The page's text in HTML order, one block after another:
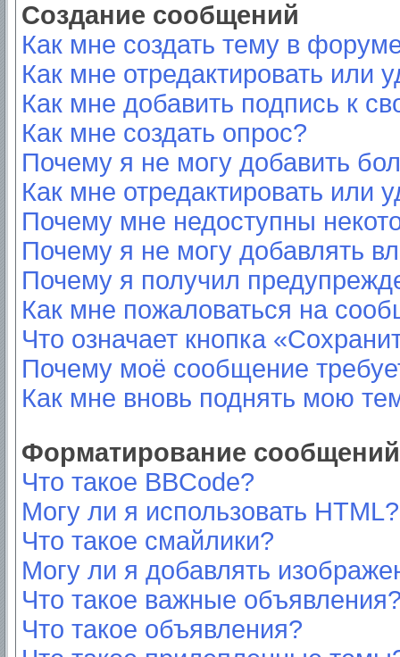
Создание сообщений
Как мне создать тему в
Как мне отредактировать или
Как мне добавить подпись к
Как мне создать опрос?
Почему я не могу добавить
Как мне отредактировать или
Почему мне недоступны
Почему я не могу добавлять
Почему я получил
Как мне пожаловаться на
Что означает кнопка
Почему моё сообщение
Как мне вновь поднять мою
Форматирование
Что такое BBCode?
Могу ли я использовать HTML?
Что такое смайлики?
Могу ли я добавлять
Что такое важные
Что такое объявления?